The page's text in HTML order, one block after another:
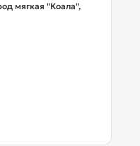
мягкая "Коала",